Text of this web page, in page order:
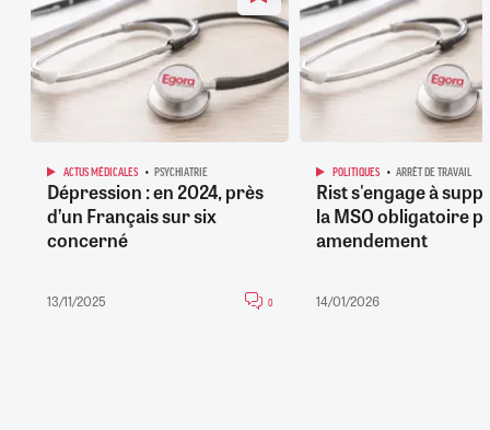
ACTUS MÉDICALES PSYCHIATRIE
Dépression : en 2024, près
d’un Français sur six
concerné
13/11/2025 0
POLITIQUES ARRÊT DE TRAVAIL
Rist s'engage à
la MSO obligatoire
amendement
14/01/2026